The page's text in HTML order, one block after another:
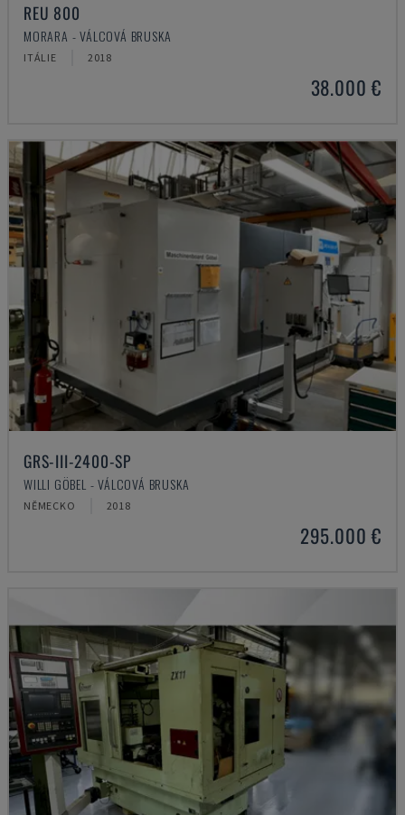
REU 800
MORARA - VÁLCOVÁ BRUSKA
ITÁLIE 2018
38.000 €
GRS-III-2400-SP
WILLI GÖBEL - VÁLCOVÁ BRUSKA
NĚMECKO 2018
295.000 €